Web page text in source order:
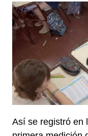
Así se registró en